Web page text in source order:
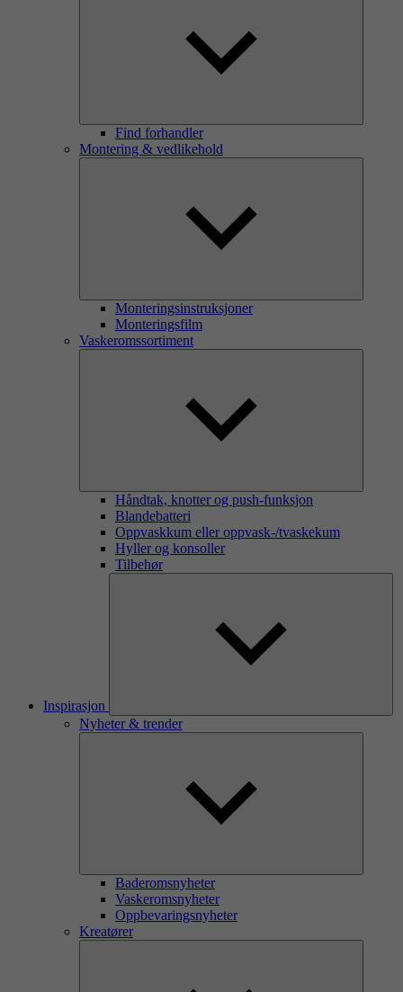
Find forhandler
Montering & vedlikehold
Monteringsinstruksjoner
Monteringsfilm
Vaskeromssortiment
Håndtak, knotter og push-funksjon
Blandebatteri
Oppvaskkum eller oppvask-/tvaskekum
Hyller og konsoller
Tilbehør
Inspirasjon
Nyheter & trender
Baderomsnyheter
Vaskeromsnyheter
Oppbevaringsnyheter
Kreatører